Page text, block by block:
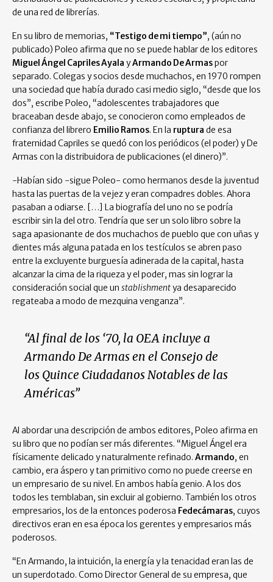
de una red de librerías.
En su libro de memorias, “Testigo de mi tiempo”, (aún no
publicado) Poleo afirma que no se puede hablar de los editores
Miguel Ángel Capriles Ayala yArmando De Armaspor
separado. Colegas y socios desde muchachos, en 1970 rompen
una sociedad que había durado casi medio siglo, “desde que los
dos”, escribe Poleo, “adolescentes trabajadores que
braceaban desde abajo, se conocieron como empleados de
confianza del librero Emilio Ramos. En la ruptura de esa
fraternidad Capriles se quedó con los periódicos (el poder) y De
Armas con la distribuidora de publicaciones (el dinero)”.
-Habían sido -sigue Poleo- como hermanos desde la juventud
hasta las puertas de la vejez y eran compadres dobles. Ahora
pasaban a odiarse. […] La biografía del uno no se podría
escribir sin la del otro. Tendría que ser un solo libro sobre la
saga apasionante de dos muchachos de pueblo que con uñas y
dientes más alguna patada en los testículos se abren paso
entre la excluyente burguesía adinerada de la capital, hasta
alcanzar la cima de la riqueza y el poder, mas sin lograr la
consideración social que un stablishmentya desaparecido
regateaba a modo de mezquina venganza”.
“Al final de los ‘70, la OEA incluye a
Armando De Armas en el Consejo de
los Quince Ciudadanos Notables de las
Américas”
Al abordar una descripción de ambos editores, Poleo afirma en
su libro que no podían ser más diferentes. “Miguel Ángel era
físicamente delicado y naturalmente refinado. Armando, en
cambio, era áspero y tan primitivo como no puede creerse en
un empresario de su nivel. En ambos había genio. A los dos
todos les temblaban, sin excluir al gobierno. También los otros
empresarios, los de la entonces poderosa Fedecámaras, cuyos
directivos eran en esa época los gerentes y empresarios más
poderosos.
“En Armando, la intuición, la energía y la tenacidad eran las de
un superdotado. Como Director General de su empresa, que